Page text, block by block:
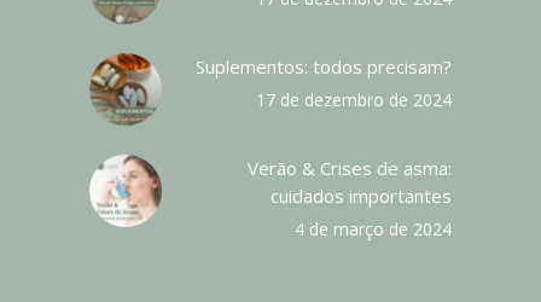
Suplementos: todos precisam?
17 de dezembro de 2024
Verão & Crises de asma:
cuidados importantes
4 de março de 2024